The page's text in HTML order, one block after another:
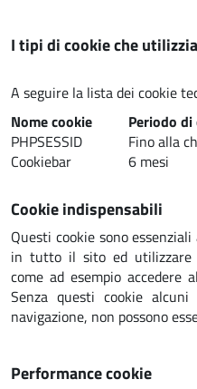
I tipi di cookie che
A seguire la lista dei cookie
Nome cookie
Periodo
PHPSESSID
Fino alla
Cookiebar
6 mesi
Cookie indispensabili
Questi cookie sono
in tutto il sito ed utilizzare
come ad esempio
Senza questi cookie
navigazione, non possono
Performance cookie